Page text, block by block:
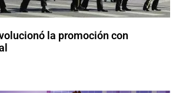
la promoción con